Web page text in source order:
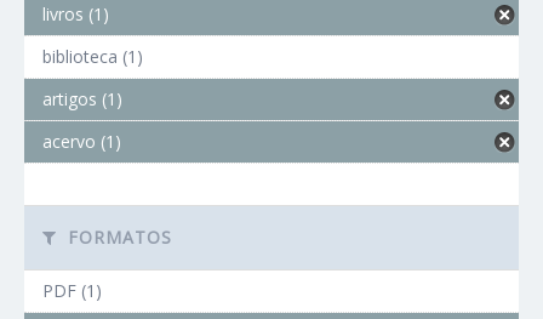
livros (1)
biblioteca (1)
artigos (1)
acervo (1)
FORMATOS
PDF (1)